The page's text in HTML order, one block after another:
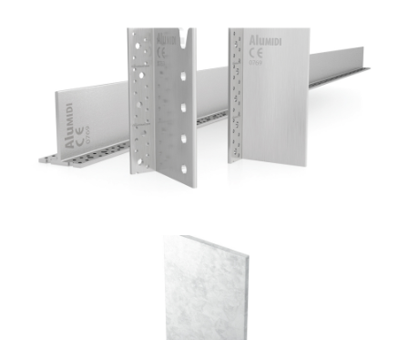
Staffa a scomparsa Alumidi
ROTHOBLAAS
Portapilastro TYP F70